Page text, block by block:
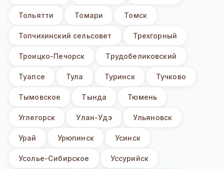
Тольятти Томари Томск
Топчихинский сельсовет Трехгорный
Троицко-Печорск Трудобеликовский
Туапсе Тула Туринск Тучково
Тымовское Тында Тюмень
Углегорск Улан-Удэ Ульяновск
Урай Урюпинск Усинск
Усолье-Сибирское Уссурийск